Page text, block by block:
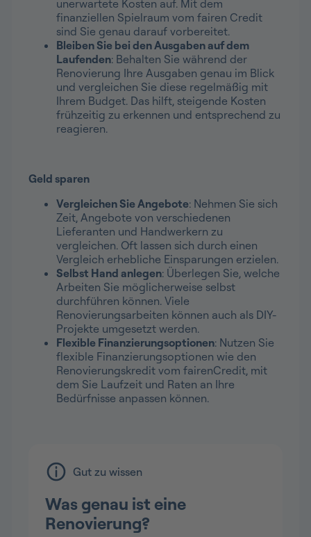
unerwartete Kosten auf. Mit dem
finanziellen Spielraum vom fairen Credit
sind Sie genau darauf vorbereitet.
Bleiben Sie bei den Ausgaben auf dem
Laufenden: Behalten Sie während der
Renovierung Ihre Ausgaben genau im Blick
und vergleichen Sie diese regelmäßig mit
Ihrem Budget. Das hilft, steigende Kosten
frühzeitig zu erkennen und entsprechend zu
reagieren.
Geld sparen
Vergleichen Sie Angebote: Nehmen Sie sich
Zeit, Angebote von verschiedenen
Lieferanten und Handwerkern zu
vergleichen. Oft lassen sich durch einen
Vergleich erhebliche Einsparungen erzielen.
Selbst Hand anlegen: Überlegen Sie, welche
Arbeiten Sie möglicherweise selbst
durchführen können. Viele
Renovierungsarbeiten können auch als DIY-
Projekte umgesetzt werden.
Flexible Finanzierungsoptionen: Nutzen Sie
flexible Finanzierungsoptionen wie den
Renovierungskredit vom fairenCredit, mit
dem Sie Laufzeit und Raten an Ihre
Bedürfnisse anpassen können.
Gut zu wissen
Was genau ist eine
Renovierung?